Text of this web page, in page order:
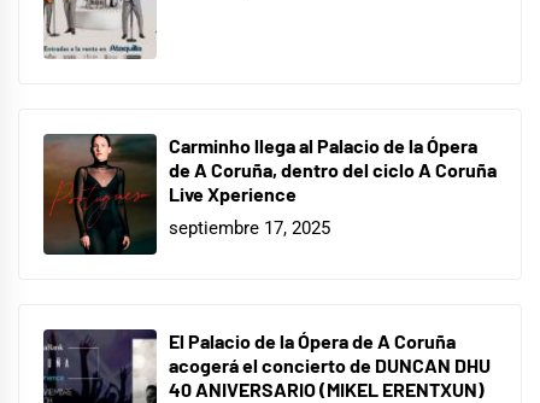
Carminho llega al Palacio de la Ópera
de A Coruña, dentro del ciclo A Coruña
Live Xperience
septiembre 17, 2025
El Palacio de la Ópera de A Coruña
acogerá el concierto de DUNCAN DHU
40 ANIVERSARIO (MIKEL ERENTXUN)